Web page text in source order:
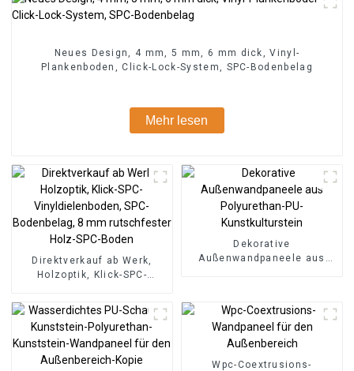
Neues Design, 4 mm, 5 mm, 6 mm dick, Vinyl-
Plankenboden, Click-Lock-System, SPC-Bodenbelag
Mehr lesen
Direktverkauf ab Werk,
Holzoptik, Klick-SPC-
Bodenbelag, 8 mm
rutschfester Holz-SPC-
Boden
Dekorative
Außenwandpaneele aus
Wpc-Coextrusions-